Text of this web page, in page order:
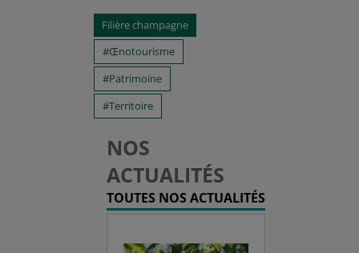
Filière champagne
Œnotourisme
Patrimoine
Territoire
NOS
ACTUALITÉS
TOUTES NOS ACTUALITÉS